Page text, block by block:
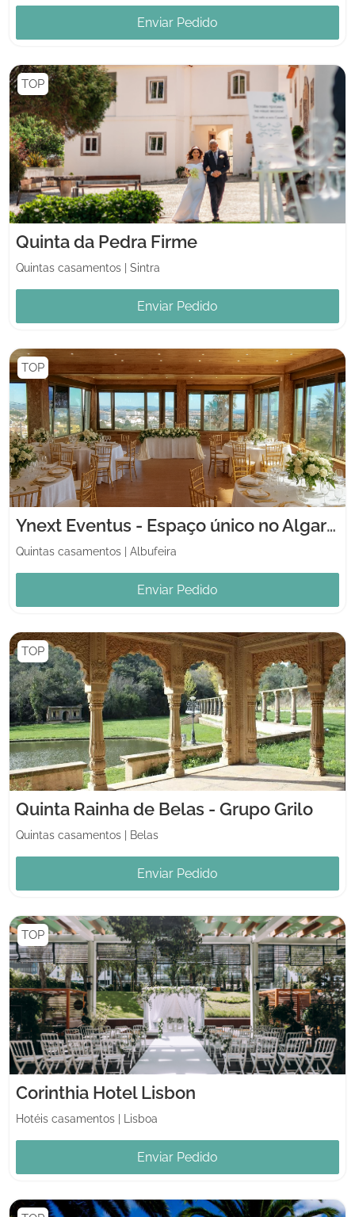
Enviar Pedido
TOP
Quinta da Pedra Firme
Quintas casamentos Sintra
Enviar Pedido
TOP
Ynext Eventus - Espaço único no Algarve
Quintas casamentos Albufeira
Enviar Pedido
TOP
Quinta Rainha de Belas - Grupo Grilo
Quintas casamentos Belas
Enviar Pedido
TOP
Corinthia Hotel Lisbon
Hotéis casamentos Lisboa
Enviar Pedido